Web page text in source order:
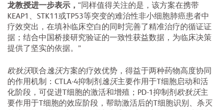
龙教授进一步表示， “同样值得关注的是，该方案在携带
KEAP1、STK11或TP53等突变的难治性非小细胞肺癌患者中
疗效突出，在填补临床空白的同时完善了精准治疗的循证证
据；结合中国桥接研究验证的一致性获益数据，为临床决策
提供了坚实的依据。”
欧狄沃联合逸沃方案的疗效优势，得益于两种药物高度协同
的作用机制：CTLA-4抑制剂 逸沃主要作用于T细胞启动和活
化阶段，可促进T细胞的激活和增殖；PD-1抑制剂 欧狄沃主
要作用于T细胞的效应阶段，帮助激活后的T细胞识别、杀灭